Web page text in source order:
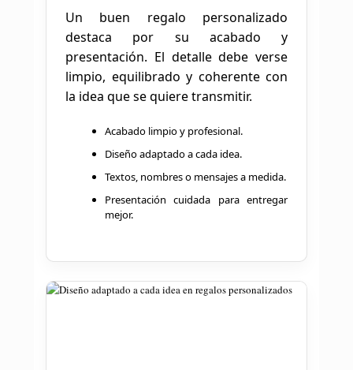
Un buen regalo personalizado
destaca por su acabado y
presentación. El detalle debe verse
limpio, equilibrado y coherente con
la idea que se quiere transmitir.
Acabado limpio y profesional.
Diseño adaptado a cada idea.
Textos, nombres o mensajes a medida.
Presentación cuidada para entregar
mejor.